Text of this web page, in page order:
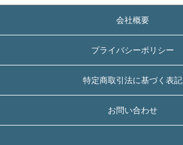
会社概要
プライバシーポリシー
特定商取引法に基づく表記
お問い合わせ